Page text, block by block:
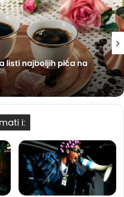
listi najboljih pića na
i: